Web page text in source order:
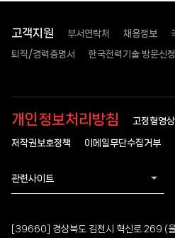
고객지원 부서연락처 채용정보
퇴직/경력증명서 한국전력기술 방문신청
개인정보처리방침 고정형영
저작권보호정책 이메일무단수집거부
관련사이트
[39660] 경상북도 김천시 혁신로 269 (